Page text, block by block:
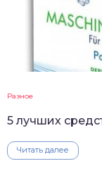
Разное
5 лучших
Читать далее